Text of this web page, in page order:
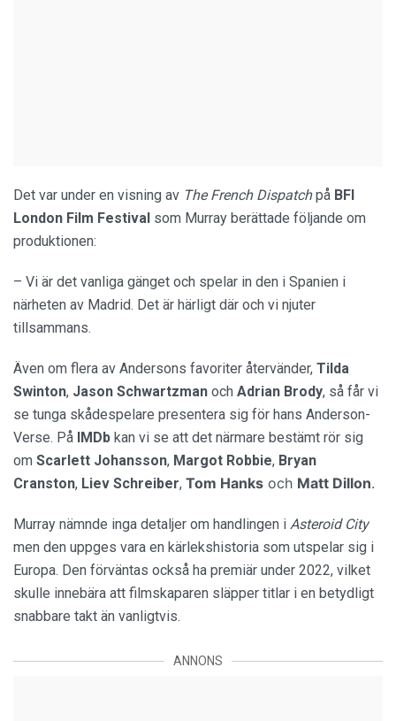
Det var under en visning av The French Dispatchpå BFI
London Film Festival som Murray berättade följande om
produktionen:
– Vi är det vanliga gänget och spelar in den i Spanien i
närheten av Madrid. Det är härligt där och vi njuter
tillsammans.
Även om flera av Andersons favoriter återvänder, Tilda
Swinton, Jason Schwartzman och Adrian Brody, så får vi
se tunga skådespelare presentera sig för hans Anderson-
Verse. På IMDb kan vi se att det närmare bestämt rör sig
om Scarlett Johansson, Margot Robbie, Bryan
Cranston, Liev Schreiber, Tom Hanks och Matt Dillon.
Murray nämnde inga detaljer om handlingen i Asteroid City
men den uppges vara en kärlekshistoria som utspelar sig i
Europa. Den förväntas också ha premiär under 2022, vilket
skulle innebära att filmskaparen släpper titlar i en betydligt
snabbare takt än vanligtvis.
ANNONS